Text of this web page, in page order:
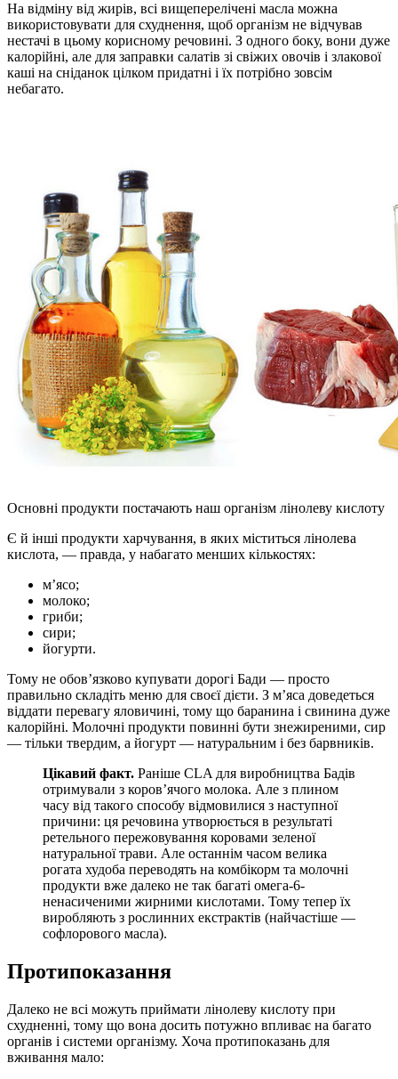
На відміну від жирів, всі вищеперелічені масла можна
використовувати для схуднення, щоб організм не відчував
нестачі в цьому корисному речовині. З одного боку, вони дуже
калорійні, але для заправки салатів зі свіжих овочів і злакової
каші на сніданок цілком придатні і їх потрібно зовсім
небагато.
Основні продукти постачають наш організм лінолеву кислоту
Є й інші продукти харчування, в яких міститься лінолева
кислота, — правда, у набагато менших кількостях:
м’ясо;
молоко;
гриби;
сири;
йогурти.
Тому не обов’язково купувати дорогі Бади — просто
правильно складіть меню для своєї дієти. З м’яса доведеться
віддати перевагу яловичині, тому що баранина і свинина дуже
калорійні. Молочні продукти повинні бути знежиреними, сир
— тільки твердим, а йогурт — натуральним і без барвників.
Цікавий факт. Раніше CLA для виробництва Бадів
отримували з коров’ячого молока. Але з плином
часу від такого способу відмовилися з наступної
причини: ця речовина утворюється в результаті
ретельного пережовування коровами зеленої
натуральної трави. Але останнім часом велика
рогата худоба переводять на комбікорм та молочні
продукти вже далеко не так багаті омега-6-
ненасиченими жирними кислотами. Тому тепер їх
виробляють з рослинних екстрактів (найчастіше —
софлорового масла).
Протипоказання
Далеко не всі можуть приймати лінолеву кислоту при
схудненні, тому що вона досить потужно впливає на багато
органів і системи організму. Хоча протипоказань для
вживання мало: